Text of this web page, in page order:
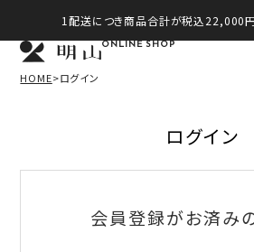
1配送につき商品合計が税込22,000
ONLINE SHOP
HOME ログイン
ログイン
会員登録がお済み